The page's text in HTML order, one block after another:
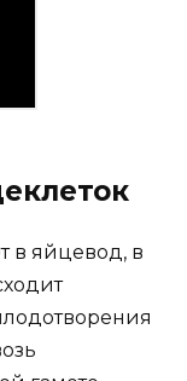
в яйцевод, в